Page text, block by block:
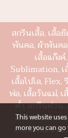
สกรีนเสื้อ, เสื้อ
พันคอ, ผ้าพันคอ,
เสื้อแก๊ง
Sublimation, เ
เสื้อโปโล,
พ่อ, เสื้อวันแม่,
ต่ำ, สกรีนด่วน,
สกรีนปลอกหมอ
งานดีไซน์, งา
This website
more you can